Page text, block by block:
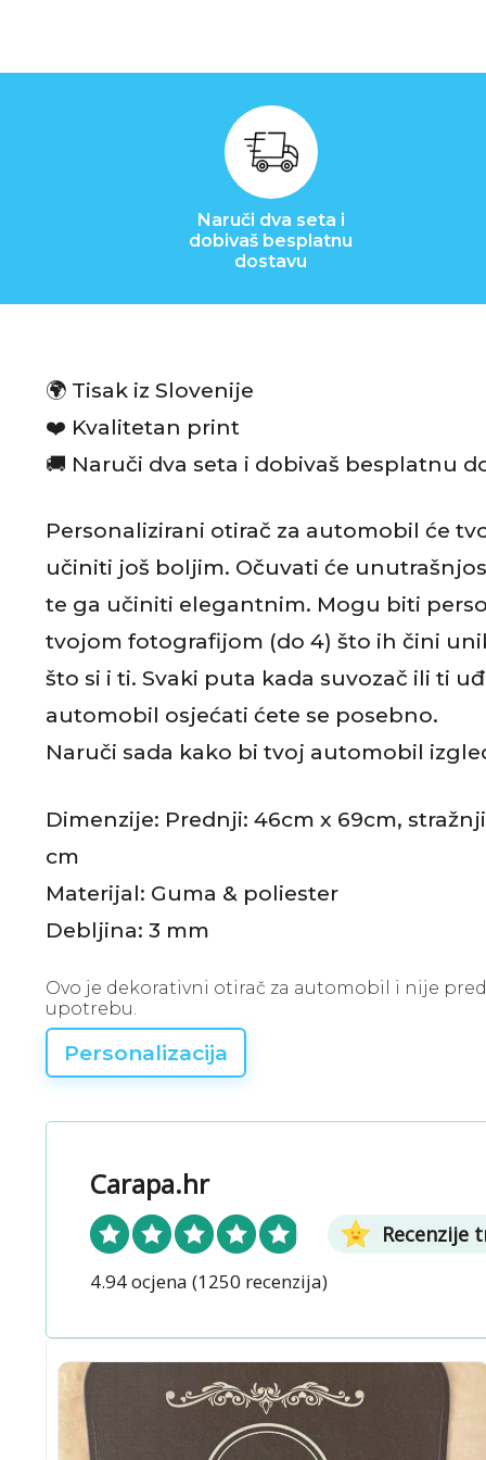
D
l
ž
i
o
a
R
c
i
j
e
Naruči dva seta i
dobivaš besplatnu
dostavu
🌍 Tisak iz Slovenije
❤️ Kvalitetan print
🚚 Naruči dva seta i dobivaš besplatnu
Personalizirani otirač za automobil će
učiniti još boljim. Očuvati će
te ga učiniti elegantnim. Mogu biti
tvojom fotografijom (do 4) što ih čini
što si i ti. Svaki puta kada suvozač ili ti
automobil osjećati ćete se posebno.
Naruči sada kako bi tvoj automobil
Dimenzije: Prednji: 46cm x 69cm,
cm
Materijal: Guma & poliester
Debljina: 3 mm
Ovo je dekorativni otirač za automobil i nije
upotrebu.
Personalizacija
Carapa.hr
Recenzije
4.94 ocjena (1250 recenzija)